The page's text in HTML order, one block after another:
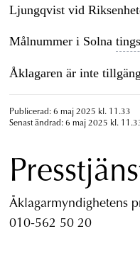
Ljungqvist vid
Målnummer i Solna
Åklagaren är inte
Publicerad: 6 maj 2025 kl. 11.33
Senast ändrad: 6 maj 2025 kl.
Åklagarmyndighetens
010-562 50 20